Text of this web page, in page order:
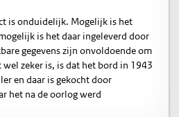
is onduidelijk. Mogelijk is het
is het daar ingeleverd door
gegevens zijn onvoldoende om
zeker is, is dat het bord in 1943
en daar is gekocht door
het na de oorlog werd